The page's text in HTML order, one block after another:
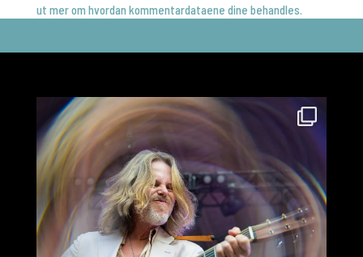
ut mer om hvordan kommentardataene dine behandles.